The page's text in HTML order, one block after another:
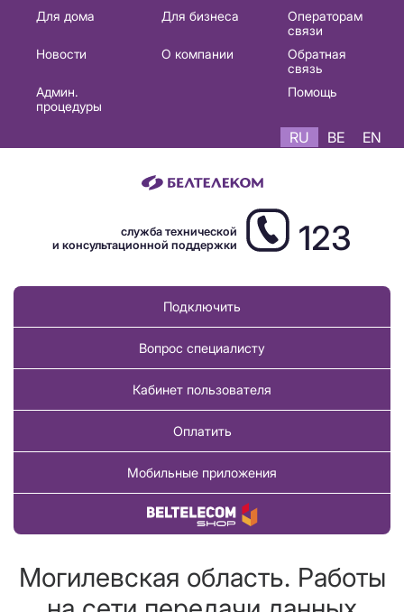
Основная
навигация
Для дома Для бизнеса
Операторам
связи
Новости
О компании
Обратная
связь
Админ.
процедуры
Помощь
RU BE EN
служба технической
и консультационной поддержки
123
Подключить
Вопрос специалисту
Кабинет пользователя
Оплатить
Мобильные приложения
Купить товар
Могилевская область. Работы